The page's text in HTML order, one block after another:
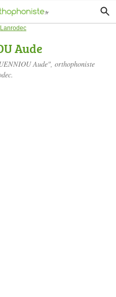
Lanrodec
Aude
Aude", orthophoniste